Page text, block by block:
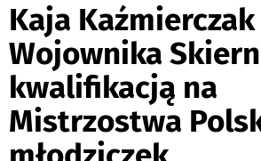
Kaja Kaźmierczak
Wojownika
kwalifikacją na
Mistrzostwa